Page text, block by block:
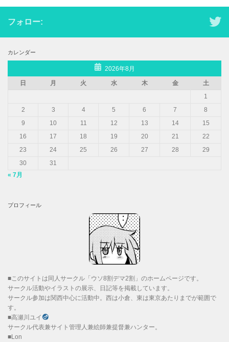
フォロー:
カレンダー
2026年8月
日
月 火 水 木 金
土
1
2
3 4 5 6 7
8
9
10 11 12 13 14
15
16
17 18 19 20 21
22
23
24 25 26 27 28
29
30
31
« 7月
プロフィール
■このサイトは同人サークル「ウソ8割デマ2割」のホームページです。
サークル活動やイラストの展示、日記等を掲載しています。
サークル参加は関西中心に活動中。西は小倉、東は東京あたりまでが範囲で
す。
■高瀬川ユイ
サークル代表兼サイト管理人兼絵師兼提督兼ハンター。
■Lon